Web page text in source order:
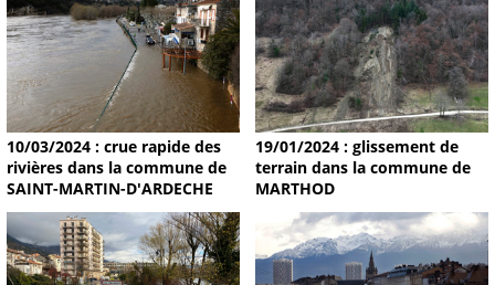
10/03/2024 : crue rapide des
rivières dans la commune de
SAINT-MARTIN-D'ARDECHE
19/01/2024 : glissement de
terrain dans la commune de
MARTHOD